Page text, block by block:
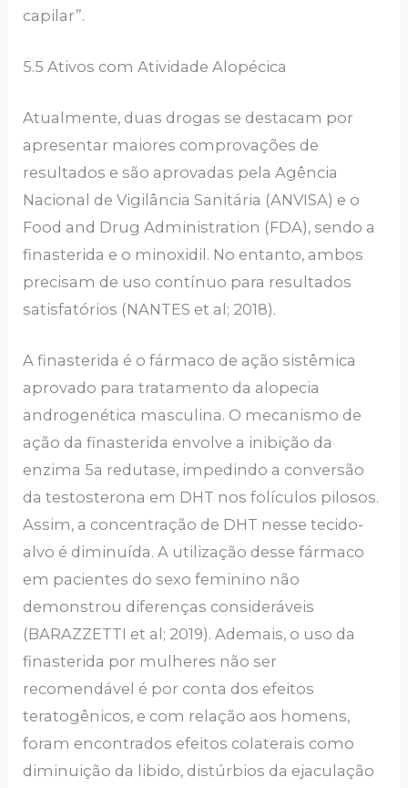
capilar”.
5.5 Ativos com Atividade Alopécica
Atualmente, duas drogas se destacam por
apresentar maiores comprovações de
resultados e são aprovadas pela Agência
Nacional de Vigilância Sanitária (ANVISA) e o
Food and Drug Administration (FDA), sendo a
finasterida e o minoxidil. No entanto, ambos
precisam de uso contínuo para resultados
satisfatórios (NANTES et al; 2018).
A finasterida é o fármaco de ação sistêmica
aprovado para tratamento da alopecia
androgenética masculina. O mecanismo de
ação da finasterida envolve a inibição da
enzima 5a redutase, impedindo a conversão
da testosterona em DHT nos folículos pilosos.
Assim, a concentração de DHT nesse tecido-
alvo é diminuída. A utilização desse fármaco
em pacientes do sexo feminino não
demonstrou diferenças consideráveis
(BARAZZETTI et al; 2019). Ademais, o uso da
finasterida por mulheres não ser
recomendável é por conta dos efeitos
teratogênicos, e com relação aos homens,
foram encontrados efeitos colaterais como
diminuição da libido, distúrbios da ejaculação